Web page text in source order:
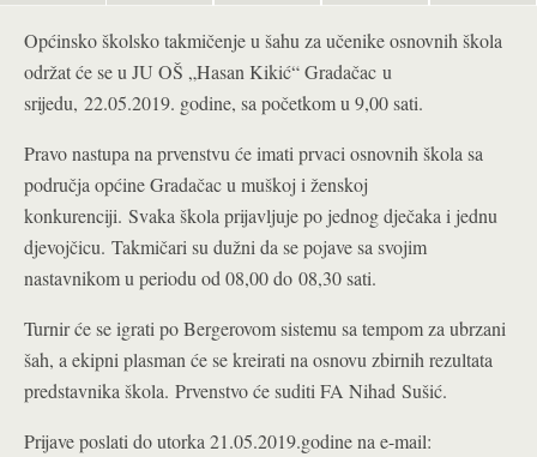
Općinsko školsko takmičenje u šahu za učenike osnovnih škola
održat će se u JU OŠ „Hasan Kikić“ Gradačac u
srijedu, 22.05.2019. godine, sa početkom u 9,00 sati.
Pravo nastupa na prvenstvu će imati prvaci osnovnih škola sa
područja općine Gradačac u muškoj i ženskoj
konkurenciji. Svaka škola prijavljuje po jednog dječaka i jednu
djevojčicu. Takmičari su dužni da se pojave sa svojim
nastavnikom u periodu od 08,00 do 08,30 sati.
Turnir će se igrati po Bergerovom sistemu sa tempom za ubrzani
šah, a ekipni plasman će se kreirati na osnovu zbirnih rezultata
predstavnika škola. Prvenstvo će suditi FA Nihad Sušić.
Prijave poslati do utorka 21.05.2019.godine na e-mail: